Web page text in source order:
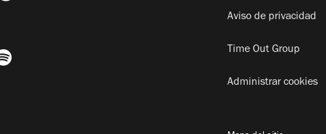
Aviso de privacidad
Time Out Group
Administrar cookies